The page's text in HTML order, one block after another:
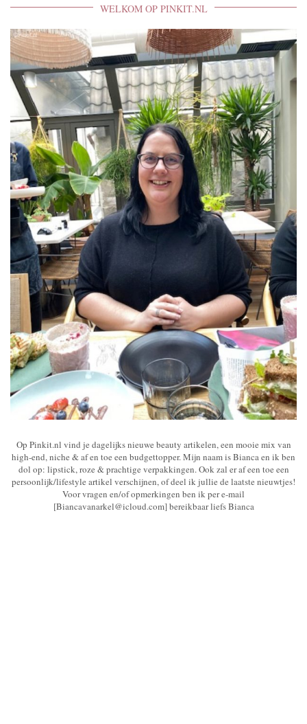
WELKOM OP PINKIT.NL
Op Pinkit.nl vind je dagelijks nieuwe beauty artikelen, een mooie mix van
high-end, niche & af en toe een budgettopper. Mijn naam is Bianca en ik ben
dol op: lipstick, roze & prachtige verpakkingen. Ook zal er af een toe een
persoonlijk/lifestyle artikel verschijnen, of deel ik jullie de laatste nieuwtjes!
Voor vragen en/of opmerkingen ben ik per e-mail
[Biancavanarkel@icloud.com] bereikbaar liefs Bianca